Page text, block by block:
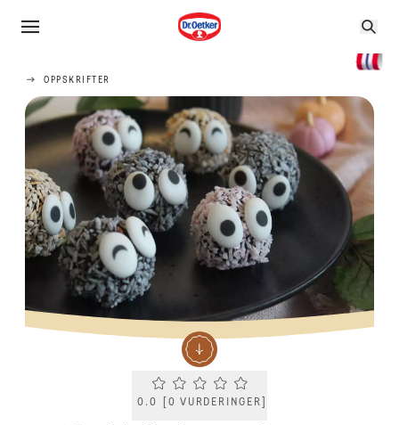
OPPSKRIFTER
Current rating 0.0. Click to rate.
0.0 0 VURDERINGER